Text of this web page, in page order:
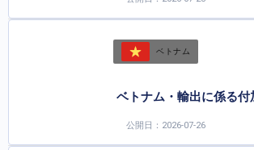
ベトナム
ベトナム・輸出に係る付
公開日：2026-07-26